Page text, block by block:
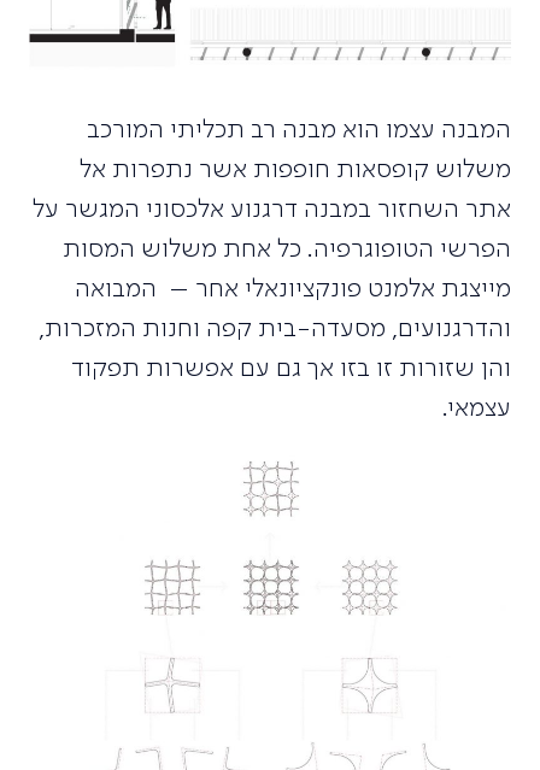
המבנה עצמו הוא מבנה רב תכליתי המורכב
משלוש קופסאות חופפות אשר נתפרות אל
אתר השחזור במבנה דרגנוע אלכסוני המגשר על
הפרשי הטופוגרפיה. כל אחת משלוש המסות
מייצגת אלמנט פונקציונאלי אחר – המבואה
והדרגנועים, מסעדה-בית קפה וחנות המזכרות,
והן שזורות זו בזו אך גם עם אפשרות תפקוד
עצמאי.